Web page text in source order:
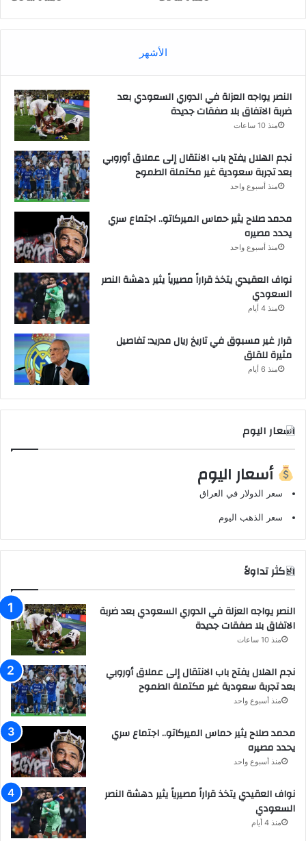
الأشهر
النصر يواجه العزلة في الدوري السعودي بعد
ضربة الاتفاق بلا صفقات جديدة
منذ 10 ساعات
نجم الهلال يفتح باب الانتقال إلى عملاق أوروبي
بعد تجربة سعودية غير مكتملة الطموح
منذ أسبوع واحد
محمد صلاح يثير حماس الميركاتو.. اجتماع سري
يحدد مصيره
منذ أسبوع واحد
نواف العقيدي يتخذ قراراً مصيرياً يثير دهشة النصر
السعودي
منذ 4 أيام
قرار غير مسبوق في تاريخ ريال مدريد: تفاصيل
مثيرة للقلق
منذ 6 أيام
اسعار اليوم
أسعار اليوم
سعر الدولار في العراق
سعر الذهب اليوم
الاكثر تداولاً
النصر يواجه العزلة في الدوري السعودي بعد ضربة
الاتفاق بلا صفقات جديدة
منذ 10 ساعات
نجم الهلال يفتح باب الانتقال إلى عملاق أوروبي
بعد تجربة سعودية غير مكتملة الطموح
منذ أسبوع واحد
محمد صلاح يثير حماس الميركاتو.. اجتماع سري
يحدد مصيره
منذ أسبوع واحد
نواف العقيدي يتخذ قراراً مصيرياً يثير دهشة النصر
السعودي
منذ 4 أيام